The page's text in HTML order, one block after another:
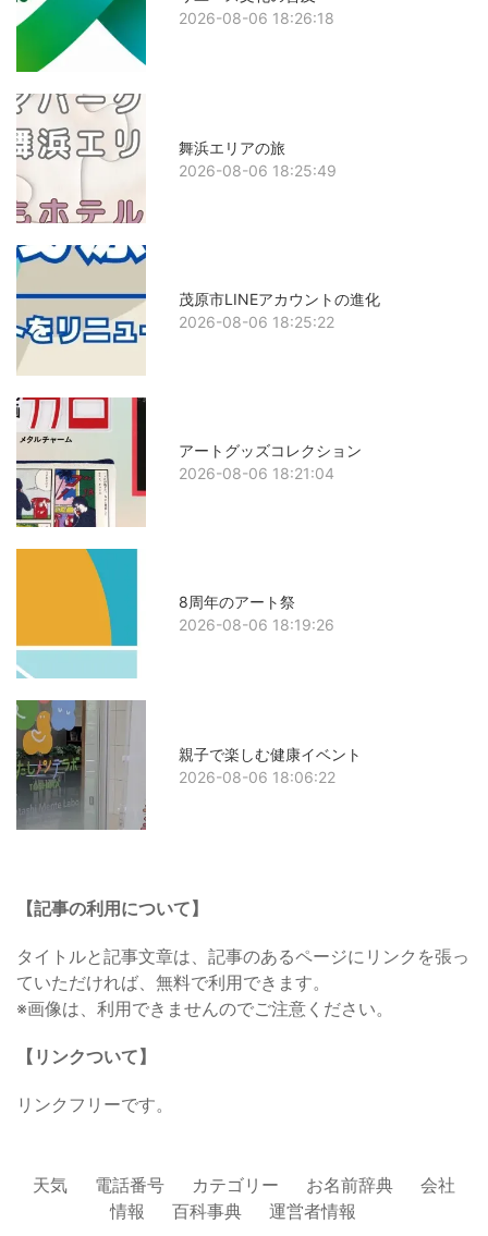
2026-08-06 18:26:18
舞浜エリアの旅
2026-08-06 18:25:49
茂原市LINEアカウントの進化
2026-08-06 18:25:22
アートグッズコレクション
2026-08-06 18:21:04
8周年のアート祭
2026-08-06 18:19:26
親子で楽しむ健康イベント
2026-08-06 18:06:22
【記事の利用について】
タイトルと記事文章は、記事のあるページにリンクを張っ
ていただければ、無料で利用できます。
※画像は、利用できませんのでご注意ください。
【リンクついて】
リンクフリーです。
天気 電話番号 カテゴリー お名前辞典
会社
情報
百科事典 運営者情報